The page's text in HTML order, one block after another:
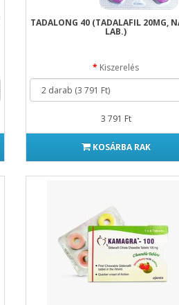
TADALONG 40 (TADALAFIL 20MG,
LAB.)
Kiszerelés
3 791 Ft
KOSÁRBA RAK